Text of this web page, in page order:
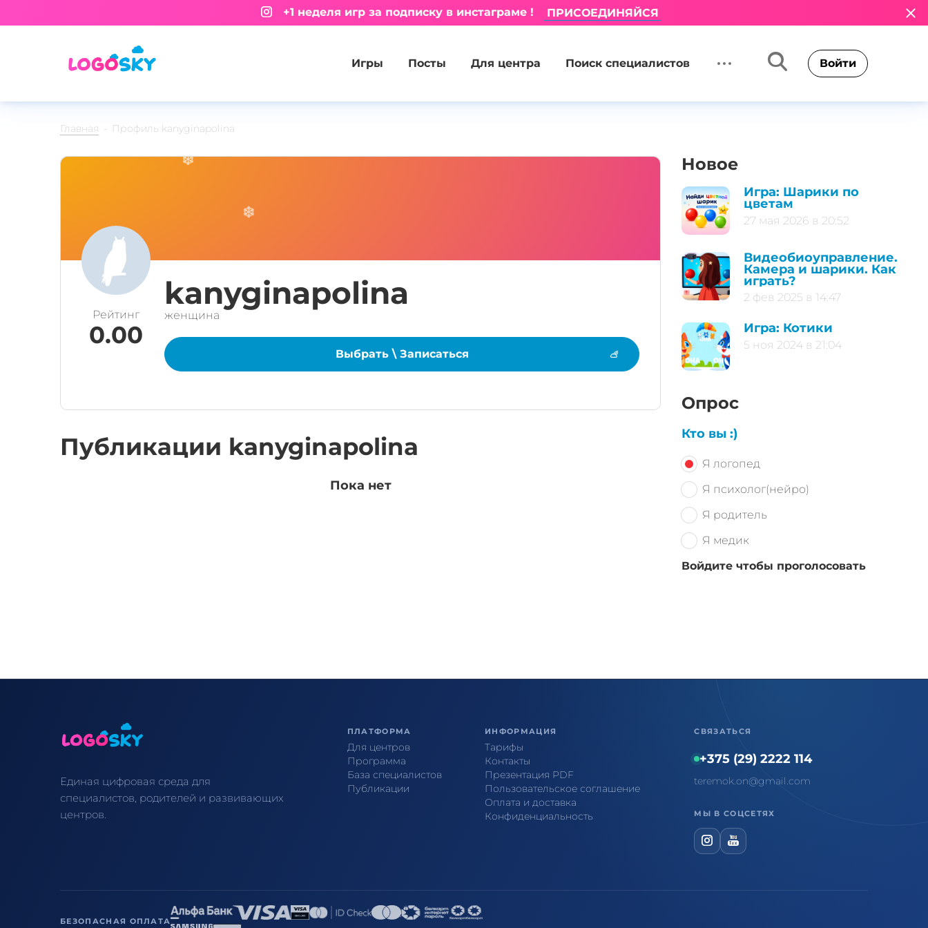
+1 неделя игр за подписку в инстаграме ! ПРИСОЕДИНЯЙСЯ
Игры Посты Для центра Поиск специалистов Войти
Главная Профиль kanyginapolina
Рейтинг
0.00
kanyginapolina
женщина
Выбрать \ Записаться
Публикации kanyginapolina
Пока нет
Новое
Игра: Шарики по
цветам
27 мая 2026 в 20:52
Видеобиоуправление.
Камера и шарики. Как
играть?
2 фев 2025 в 14:47
Игра: Котики
5 ноя 2024 в 21:04
Опрос
Кто вы :)
Я логопед
Я психолог(нейро)
Я родитель
Я медик
Войдите чтобы проголосовать
Единая цифровая среда для
специалистов, родителей и развивающих
центров.
ПЛАТФОРМА
Для центров
Программа
База специалистов
Публикации
ИНФОРМАЦИЯ
Тарифы
Контакты
Презентация PDF
Пользовательское соглашение
Оплата и доставка
Конфиденциальность
СВЯЗАТЬСЯ
+375 (29) 2222 114
teremok.on@gmail.com
МЫ В СОЦСЕТЯХ
БЕЗОПАСНАЯ ОПЛАТА